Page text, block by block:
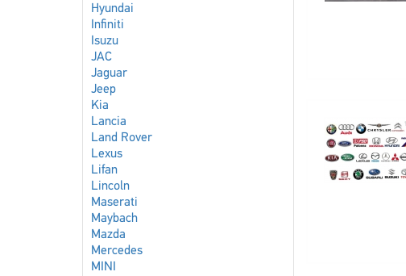
Hyundai
Infiniti
Isuzu
JAC
Jaguar
Jeep
Kia
Lancia
Land Rover
Lexus
Lifan
Lincoln
Maserati
Maybach
Mazda
Mercedes
MINI